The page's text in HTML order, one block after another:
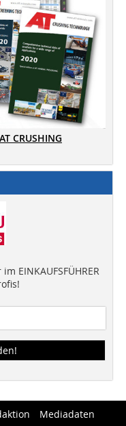
AT CRUSHING
EINKAUFSFÜHRER
Mediadaten